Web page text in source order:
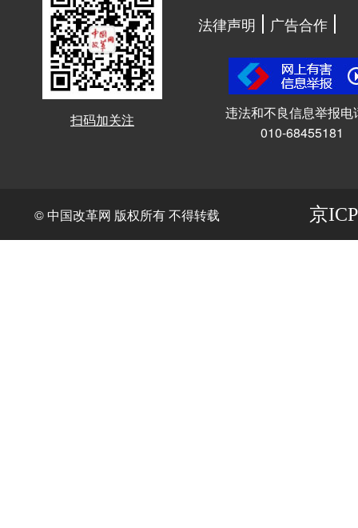
扫码加关注
法律声明
广告合作
违法和不良信息举报电
010-68455181
© 中国改革网 版权所有 不得转载 京